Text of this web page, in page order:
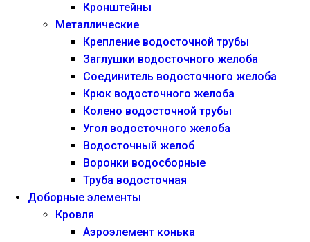
Кронштейны
Металлические
Крепление водосточной трубы
Заглушки водосточного желоба
Соединитель водосточного желоба
Крюк водосточного желоба
Колено водосточной трубы
Угол водосточного желоба
Водосточный желоб
Воронки водосборные
Труба водосточная
Доборные элементы
Кровля
Аэроэлемент конька